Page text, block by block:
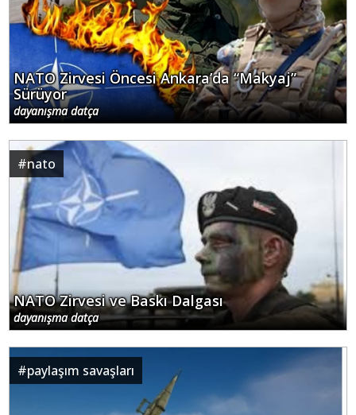
NATO Zirvesi Öncesi Ankara’da “Makyaj”
Sürüyor
dayanışma datça
#nato
NATO Zirvesi ve Baskı Dalgası
dayanışma datça
#paylaşım savaşları